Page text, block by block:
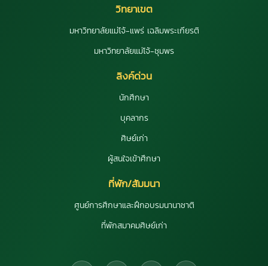
วิทยาเขต
มหาวิทยาลัยแม่โจ้-แพร่ เฉลิมพระเกียรติ
มหาวิทยาลัยแม่โจ้-ชุมพร
ลิงค์ด่วน
นักศึกษา
บุคลากร
ศิษย์เก่า
ผู้สนใจเข้าศึกษา
ที่พัก/สัมมนา
ศูนย์การศึกษาและฝึกอบรมนานาชาติ
ที่พักสมาคมศิษย์เก่า